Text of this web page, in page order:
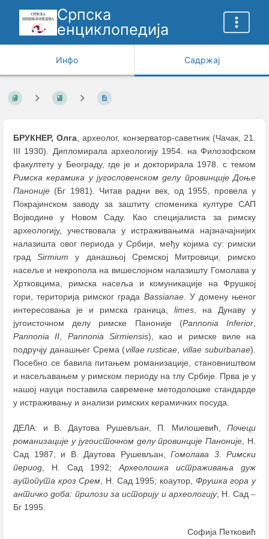
Српска
енциклопедија
Инфо Садржај
БРУКНЕР, Олга, археолог, конзерватор-саветник (Чачак, 21.
III 1930). Дипломирала археологију 1954. на Филозофском
факултету у Београду, где је и докторирала 1978. с темом
Римска керамика у југословенском делу провинције Доње
Паноније (Бг 1981). Читав радни век, од 1955, провела у
Покрајинском заводу за заштиту споменика културе САП
Војводине у Новом Саду. Као специјалиста за римску
археологију, учествовала у истраживањима најзначајнијих
налазишта овог периода у Србији, међу којима су: римски
градSirmium у данашњој Сремској Митровици, римско
насеље и некропола на вишеслојном налазишту Гомолава у
Хртковцима, римска насеља и комуникације на Фрушкој
гори, територија римског града Bassianae. У домену њеног
интересовања је и римска граница, limes, на Дунаву у
југоисточном делу римске Паноније (Pannonia Inferior,
Pannonia II, Pannonia Sirmiensis), као и римске виле на
подручју данашњег Срема (villae rusticae,villae suburbanae).
Посебно се бавила питањем романизације, становништвом
и насељавањем у римском периоду на тлу Србије. Прва је у
нашој науци поставила савремене методолошке стандарде
у истраживању и анализи римских керамичких посуда.
ДЕЛА: и В. Даутова Рушевљан, П. Милошевић, Почеци
романизације у југоисточном делу провинције Паноније , Н.
Сад 1987; и В. Даутова Рушевљан, Гомолава 3. Римски
период , Н. Сад 1992; Археолошка истраживања дуж
аутопута кроз Срем , Н. Сад 1995; коаутор, Фрушка гора у
античко доба: прилози за историју и археологију, Н. Сад –
Бг 1995.
Софија Петковић